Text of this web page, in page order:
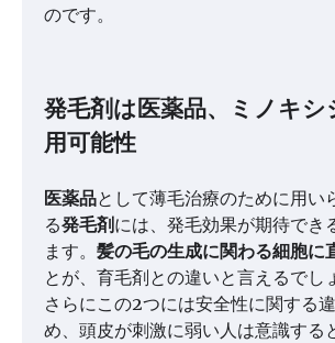
のです。
発毛剤は医薬品、ミノキ
用可能性
医薬品として薄毛治療のために用い
る発毛剤 には、発毛効果が期待でき
ます。 髪の毛の生成に関わる細胞に
とが、育毛剤との違いと言えるでし
さらにこの2つには安全性に関する
め、頭皮が刺激に弱い人は意識する